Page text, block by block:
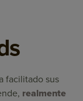
facilitado sus
realmente